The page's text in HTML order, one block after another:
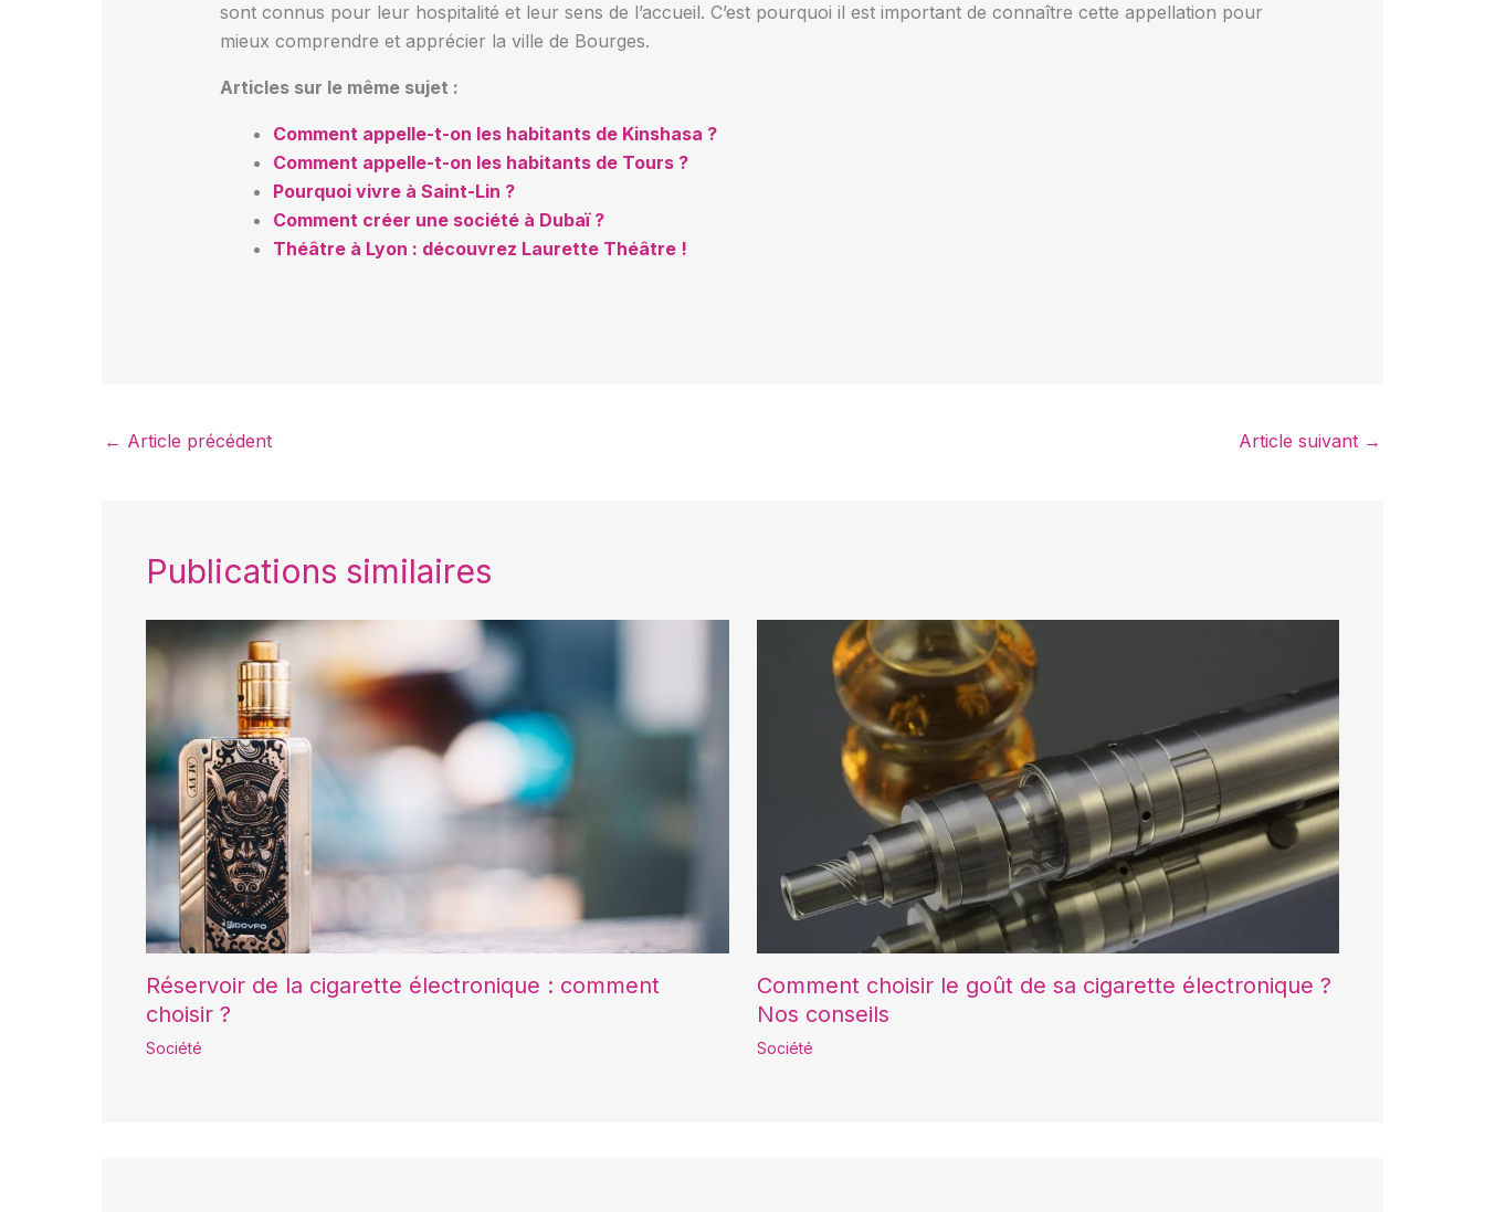
sont connus pour leur hospitalité et leur sens de l’accueil. C’est pourquoi il est important de connaître cette appellation pour
mieux comprendre et apprécier la ville de Bourges.
Articles sur le même sujet :
Comment appelle-t-on les habitants de Kinshasa ?
Comment appelle-t-on les habitants de Tours ?
Pourquoi vivre à Saint-Lin ?
Comment créer une société à Dubaï ?
Théâtre à Lyon : découvrez Laurette Théâtre !
← Article précédent Article suivant →
Publications similaires
Réservoir de la cigarette électronique : comment
choisir ?
Société
Comment choisir le goût de sa cigarette électronique ?
Nos conseils
Société